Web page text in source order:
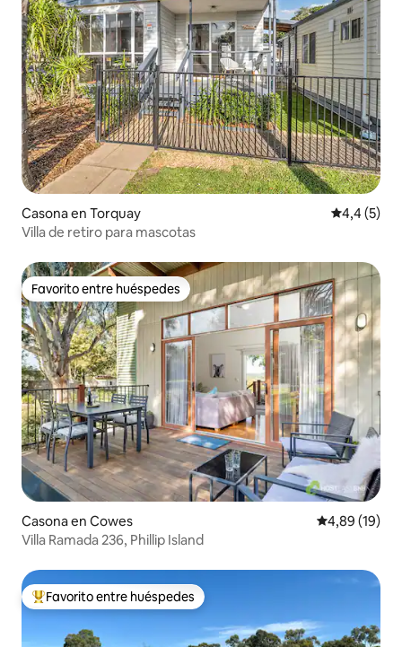
Casona en Torquay
4,4 (5)
Villa de retiro para mascotas
Favorito entre huéspedes
Favorito entre huéspedes
Casona en Cowes Calificación
4,89 (19)
Villa Ramada 236, Phillip Island
Favorito entre los huéspedes más destacados
Favorito entre huéspedes